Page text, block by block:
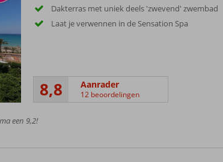
Dakterras met uniek deels 'zwevend' zwembad
Laat je verwennen in de Sensation Spa
8,8 Aanrader
12 beoordelingen
een 9,2!